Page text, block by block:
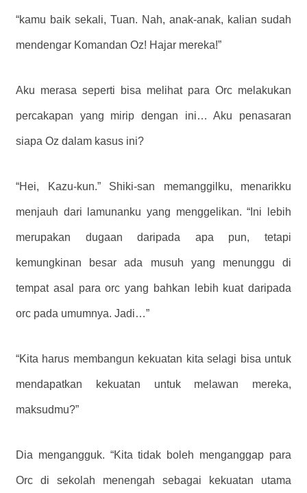
“kamu baik sekali, Tuan. Nah, anak-anak, kalian sudah
mendengar Komandan Oz! Hajar mereka!”
Aku merasa seperti bisa melihat para Orc melakukan
percakapan yang mirip dengan ini… Aku penasaran
siapa Oz dalam kasus ini?
“Hei, Kazu-kun.” Shiki-san memanggilku, menarikku
menjauh dari lamunanku yang menggelikan. “Ini lebih
merupakan dugaan daripada apa pun, tetapi
kemungkinan besar ada musuh yang menunggu di
tempat asal para orc yang bahkan lebih kuat daripada
orc pada umumnya. Jadi…”
“Kita harus membangun kekuatan kita selagi bisa untuk
mendapatkan kekuatan untuk melawan mereka,
maksudmu?”
Dia mengangguk. “Kita tidak boleh menganggap para
Orc di sekolah menengah sebagai kekuatan utama